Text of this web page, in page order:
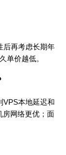
后再考虑长期年
单价越低。
VPS本地延迟和
房网络更优；面